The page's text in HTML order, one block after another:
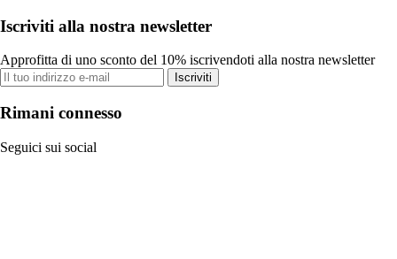
Iscriviti alla nostra newsletter
Approfitta di uno sconto del 10% iscrivendoti alla nostra newsletter
Iscriviti
Rimani connesso
Seguici sui social